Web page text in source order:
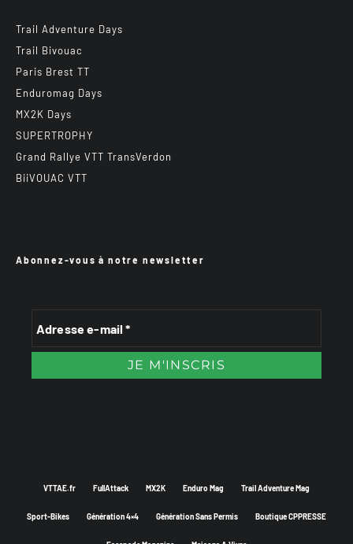
Trail Adventure Days
Trail Bivouac
Paris Brest TT
Enduromag Days
MX2K Days
SUPERTROPHY
Grand Rallye VTT TransVerdon
BiiVOUAC VTT
Abonnez-vous à notre newsletter
VTTAE.fr FullAttack MX2K Enduro Mag Trail Adventure Mag
Sport-Bikes Génération 4×4 Génération Sans Permis Boutique CPPRESSE